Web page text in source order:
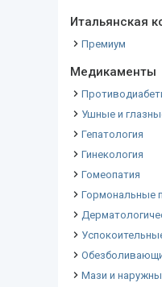
Итальянская
Премиум
Медикаменты
Ушные и
Гепатология
Гинекология
Гомеопатия
Гормональные
Мази и